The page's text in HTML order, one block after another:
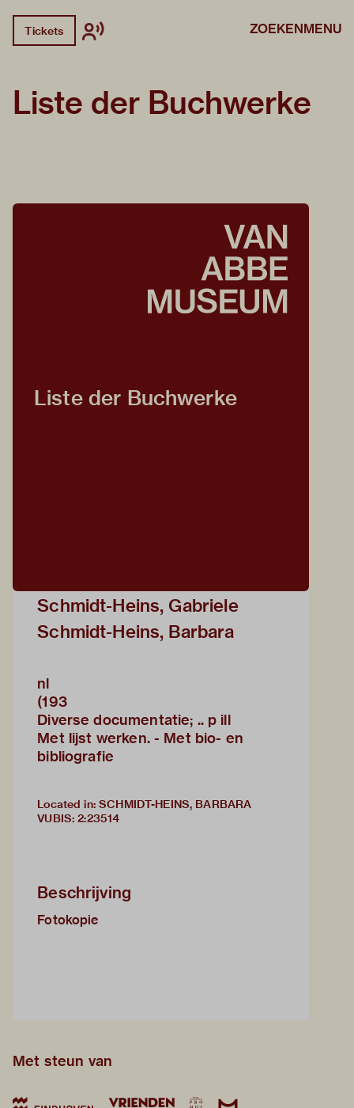
Tickets ZOEKENMENU
Liste der Buchwerke
Liste der Buchwerke
Schmidt-Heins, Gabriele
Schmidt-Heins, Barbara
nl
(193
Diverse documentatie; .. p ill
Met lijst werken. - Met bio- en
bibliografie
Located in: SCHMIDT-HEINS, BARBARA
VUBIS: 2:23514
Beschrijving
Fotokopie
Met steun van